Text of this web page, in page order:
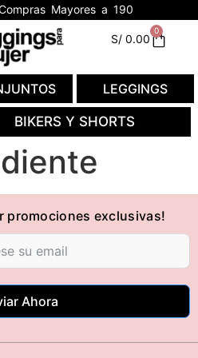
Mayores a 190
S/0.00
0
LEGGINGS
BIKERS Y SHORTS
promociones exclusivas!
Ahora